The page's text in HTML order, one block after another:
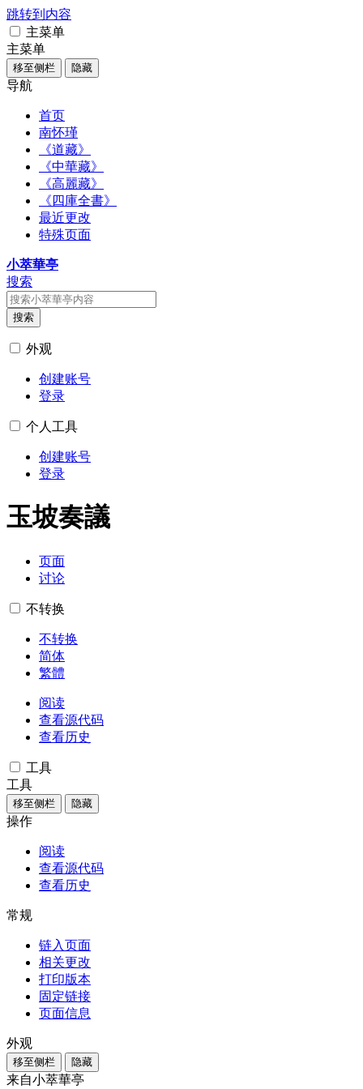
跳转到内容
主菜单
主菜单
移至侧栏 隐藏
导航
首页
南怀瑾
《道藏》
《中華藏》
《高麗藏》
《四庫全書》
最近更改
特殊页面
小萃華亭
搜索
搜索
外观
创建账号
登录
个人工具
创建账号
登录
玉坡奏議
页面
讨论
不转换
不转换
简体
繁體
阅读
查看源代码
查看历史
工具
工具
移至侧栏 隐藏
操作
阅读
查看源代码
查看历史
常规
链入页面
相关更改
打印版本
固定链接
页面信息
外观
移至侧栏 隐藏
来自小萃華亭